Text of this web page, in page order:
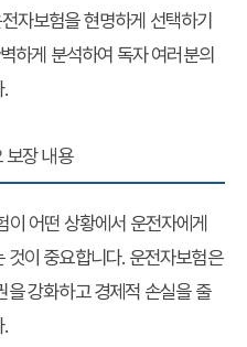
자보험을 현명하게 선택하기
하게 분석하여 독자 여러분의
.
보장 내용
어떤 상황에서 운전자에게
이 중요합니다. 운전자보험은
을 강화하고 경제적 손실을 줄
.